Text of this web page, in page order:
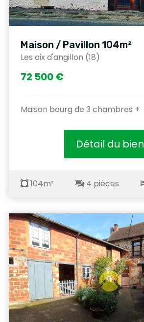
Maison / Pavillon 104m²
Les aix d'angillon (18)
72 500 €
Maison bourg de 3 chambres +
Détail du bien
104m² 4 pièces